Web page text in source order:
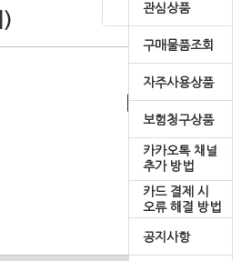
관심상품
구매물품조회
자주사용상품
보험청구상품
카카오톡 채널
추가 방법
카드 결제 시
오류 해결 방법
공지사항
)
쇼핑혜택